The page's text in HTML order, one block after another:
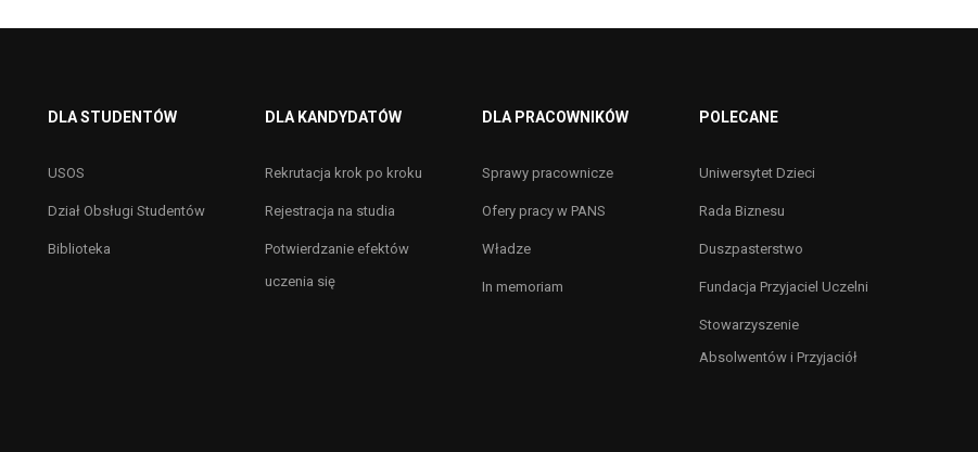
DLA STUDENTÓW
USOS
Dział Obsługi Studentów
Biblioteka
DLA KANDYDATÓW
Rekrutacja krok po kroku
Rejestracja na studia
Potwierdzanie efektów
uczenia się
DLA PRACOWNIKÓW
Sprawy pracownicze
Ofery pracy w PANS
Władze
In memoriam
POLECANE
Uniwersytet Dzieci
Rada Biznesu
Duszpasterstwo
Fundacja Przyjaciel Uczelni
Stowarzyszenie
Absolwentów i Przyjaciół